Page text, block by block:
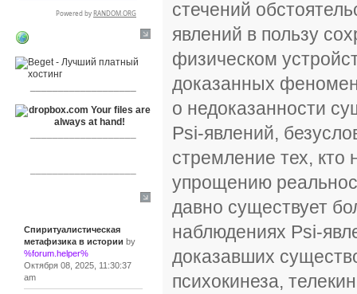
Спиритуалистическая
метафизика в истории by
%forum.helper%
Октября 08, 2025, 11:30:37
am
стечений
явлений в пользу
физическом
доказанных
о недоказанности
Psi-явлений,
стремление тех, кто
упрощению
давно существует
наблюдениях Psi-
доказавших
психокинеза,